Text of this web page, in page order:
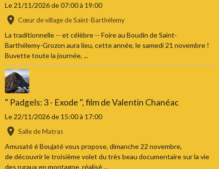
Le 21/11/2026de 07:00à 19:00
Cœur de village de Saint-Barthélemy
La traditionnelle -- et célèbre -- Foire au Boudin de Saint-
Barthélemy-Grozon aura lieu, cette année, le samedi 21 novembre !
Buvette toute la journée, ...
" Padgels: 3 - Exode ", film de Valentin Chanéac
Le 22/11/2026de 15:00à 17:00
Salle de Matras
Amusaté é Boujaté vous propose, dimanche 22 novembre,
de découvrir le troisième volet du très beau documentaire sur la vie
des ruraux en montagne, réalisé ...